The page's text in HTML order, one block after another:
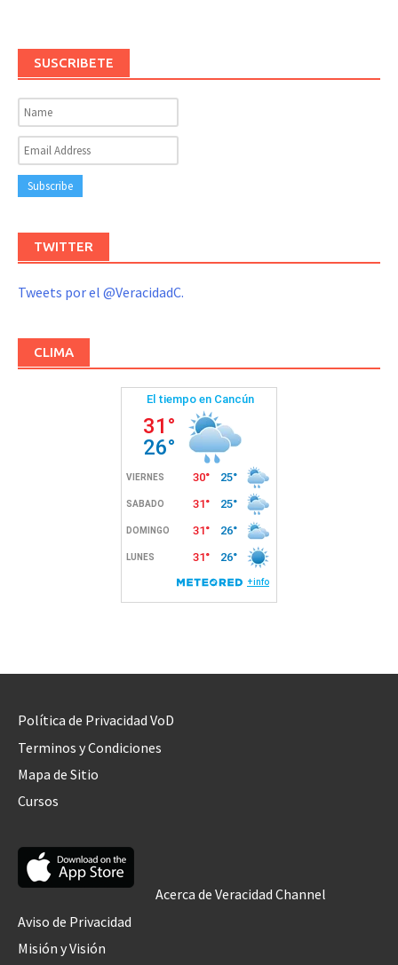
SUSCRIBETE
TWITTER
Tweets por el @VeracidadC.
CLIMA
Política de Privacidad VoD
Terminos y Condiciones
Mapa de Sitio
Cursos
Acerca de Veracidad Channel
Aviso de Privacidad
Misión y Visión